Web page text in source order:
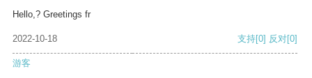
Hello,? Greetings fr
2022-10-18 支持[0] 反对[0]
游客